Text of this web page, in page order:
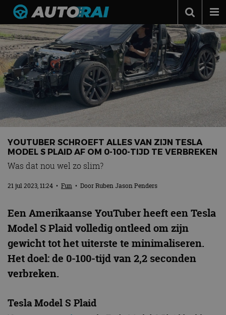
Autonieuws
Podcast
Autotests
Automerken
Adverteren
Contact
MotorRAI.nl
YOUTUBER SCHROEFT ALLES VAN ZIJN TESLA
MODEL S PLAID AF OM 0-100-TIJD TE VERBREKEN
Was dat nou wel zo slim?
21 jul 2023, 11:24 • Fun • DoorRuben Jason Penders
Een Amerikaanse YouTuber heeft een Tesla
Model S Plaid volledig ontleed om zijn
gewicht tot het uiterste te minimaliseren.
Het doel: de 0-100-tijd van 2,2 seconden
verbreken.
Tesla Model S Plaid